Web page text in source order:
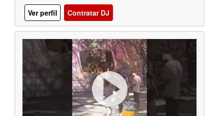
Ver perfil
Contratar DJ